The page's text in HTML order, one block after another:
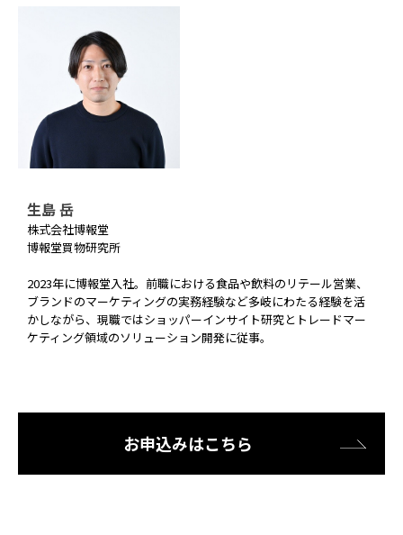
生島 岳
株式会社博報堂
博報堂買物研究所
2023年に博報堂入社。前職における食品や飲料のリテール営業、
ブランドのマーケティングの実務経験など多岐にわたる経験を活
かしながら、現職ではショッパーインサイト研究とトレードマー
ケティング領域のソリューション開発に従事。
お申込みはこちら